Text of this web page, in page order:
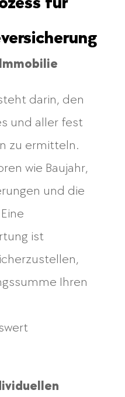
darin, den
und aller fest
zu ermitteln.
wie Baujahr,
und die
ist
Ihren